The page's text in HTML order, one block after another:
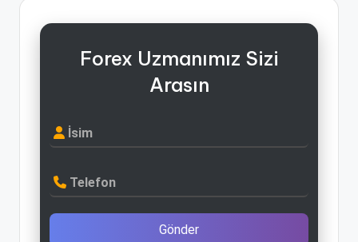
Forex Uzmanımız Sizi
Arasın
İsim
Telefon
Gönder